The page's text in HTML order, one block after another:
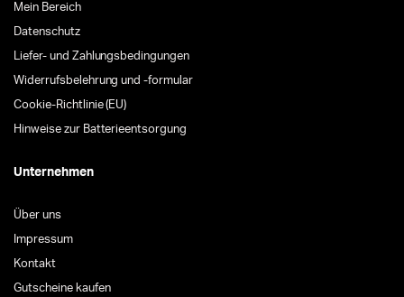
Mein Bereich
Datenschutz
Liefer- und Zahlungsbedingungen
Widerrufsbelehrung und -formular
Cookie-Richtlinie (EU)
Hinweise zur Batterieentsorgung
Unternehmen
Über uns
Impressum
Kontakt
Gutscheine kaufen